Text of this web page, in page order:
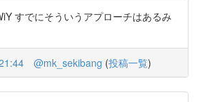
すでにそういうアプローチはあるみ
@mk_sekibang (投稿一覧)